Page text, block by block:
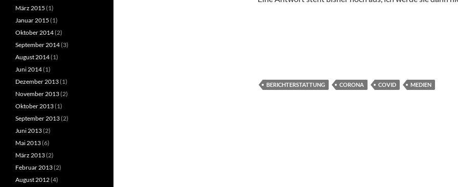
BERICHTERSTATTUNG CORONA COVID MEDIEN
März 2015 (1)
Januar 2015 (1)
Oktober 2014(2)
September 2014(3)
August 2014(1)
Juni 2014(1)
Dezember 2013(1)
November 2013(2)
Oktober 2013(1)
September 2013(2)
Juni 2013(2)
Mai 2013(6)
März 2013(2)
Februar 2013(2)
August 2012(4)